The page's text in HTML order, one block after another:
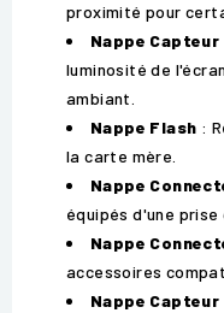
proximité pour
Nappe
luminosité de
ambiant.
Nappe Flash :
la carte mère.
Nappe
équipés d'une prise
Nappe
accessoires
Nappe Capteur